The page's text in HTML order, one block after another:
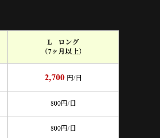
L ロング
（7ヶ月以上）
2,700 円/日
800円/日
800円/日